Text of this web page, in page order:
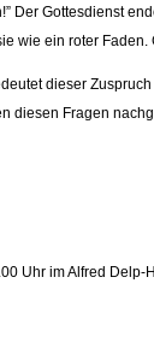
Der Gottesdienst
wie ein roter
dieser
Fragen
Uhr im Alfred Delp-